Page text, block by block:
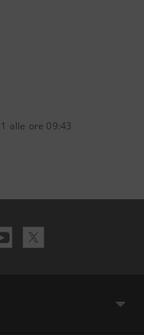
alle ore 09:43